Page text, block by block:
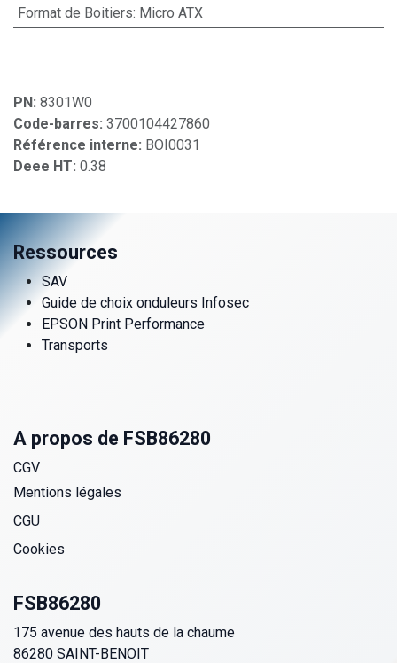
Format de Boitiers: Micro ATX
PN: 8301W0
Code-barres: 3700104427860
Référence interne: BOI0031
Deee HT: 0.38
Ressources
SAV
Guide de choix onduleurs Infosec
EPSON Print Performance
Transports
A propos de FSB86280
CGV
Mentions légales
CGU
Cookies
FSB86280
175 avenue des hauts de la chaume
86280 SAINT-BENOIT